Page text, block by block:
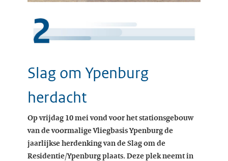
Slag om Ypenburg
herdacht
Op vrijdag 10 mei vond voor het stationsgebouw
van de voormalige Vliegbasis Ypenburg de
jaarlijkse herdenking van de Slag om de
Residentie/Ypenburg plaats. Deze plek neemt in